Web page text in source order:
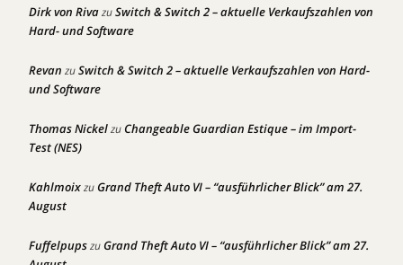
Dirk von RivazuSwitch & Switch 2 – aktuelle Verkaufszahlen von
Hard- und Software
Revan zuSwitch & Switch 2 – aktuelle Verkaufszahlen von Hard-
und Software
Thomas NickelzuChangeable Guardian Estique – im Import-
Test (NES)
KahlmoixzuGrand Theft Auto VI – “ausführlicher Blick” am 27.
August
FuffelpupszuGrand Theft Auto VI – “ausführlicher Blick” am 27.